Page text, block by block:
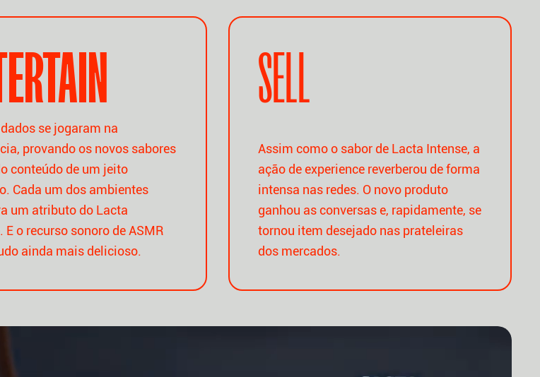
se jogaram na
provando os novos sabores
conteúdo de um jeito
Cada um dos ambientes
um atributo do Lacta
E o recurso sonoro de ASMR
ainda mais delicioso.
SELL
Assim como o sabor de Lacta Intense, a
ação de experience reverberou de forma
intensa nas redes. O novo produto
ganhou as conversas e, rapidamente, se
tornou item desejado nas prateleiras
dos mercados.